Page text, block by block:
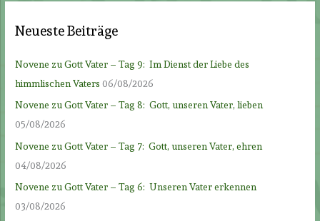
Neueste Beiträge
Novene zu Gott Vater – Tag 9: Im Dienst der Liebe des
himmlischen Vaters 06/08/2026
Novene zu Gott Vater – Tag 8: Gott, unseren Vater, lieben
05/08/2026
Novene zu Gott Vater – Tag 7: Gott, unseren Vater, ehren
04/08/2026
Novene zu Gott Vater – Tag 6: Unseren Vater erkennen
03/08/2026